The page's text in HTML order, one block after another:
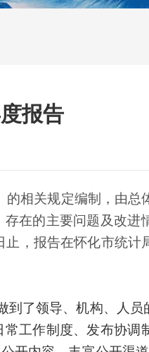
报告
相关规定编制，由总
在的主要问题及改进
，报告在怀化市统计
了领导、机构、人员
工作制度、发布协调